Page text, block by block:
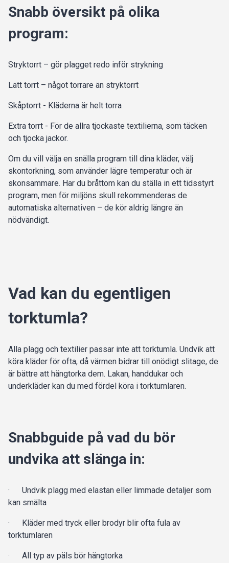
Snabb översikt på olika
program:
Stryktorrt – gör plagget redo inför strykning
Lätt torrt – något torrare än stryktorrt
Skåptorrt - Kläderna är helt torra
Extra torrt - För de allra tjockaste textilierna, som täcken
och tjocka jackor.
Om du vill välja en snälla program till dina kläder, välj
skontorkning, som använder lägre temperatur och är
skonsammare. Har du bråttom kan du ställa in ett tidsstyrt
program, men för miljöns skull rekommenderas de
automatiska alternativen – de kör aldrig längre än
nödvändigt.
Vad kan du egentligen
torktumla?
Alla plagg och textilier passar inte att torktumla. Undvik att
köra kläder för ofta, då värmen bidrar till onödigt slitage, de
är bättre att hängtorka dem. Lakan, handdukar och
underkläder kan du med fördel köra i torktumlaren.
Snabbguide på vad du bör
undvika att slänga in:
· Undvik plagg med elastan eller limmade detaljer som
kan smälta
· Kläder med tryck eller brodyr blir ofta fula av
torktumlaren
· All typ av päls bör hängtorka